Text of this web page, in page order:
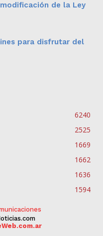
de la Ley
para disfrutar del
6240
2525
1669
1662
1636
1594